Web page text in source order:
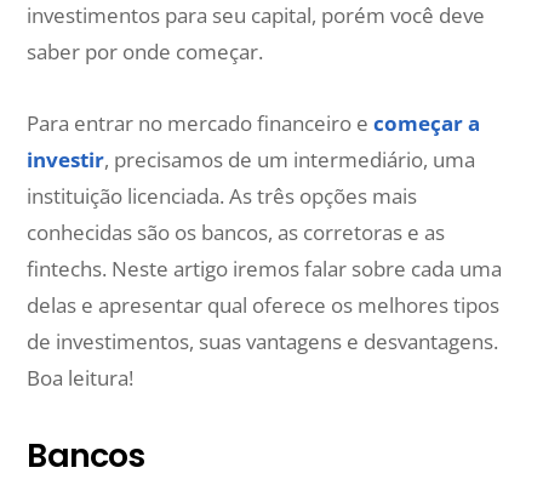
investimentos para seu capital, porém você deve
saber por onde começar.
Para entrar no mercado financeiro ecomeçar a
investir, precisamos de um intermediário, uma
instituição licenciada. As três opções mais
conhecidas são os bancos, as corretoras e as
fintechs. Neste artigo iremos falar sobre cada uma
delas e apresentar qual oferece os melhores tipos
de investimentos, suas vantagens e desvantagens.
Boa leitura!
Bancos